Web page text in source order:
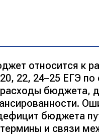
относится к
22, 24–25 ЕГЭ
бюджета,
бюджета
и связи